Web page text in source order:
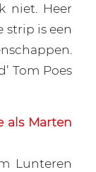
niet. Heer
strip is een
Tom Poes
als Marten
Lunteren